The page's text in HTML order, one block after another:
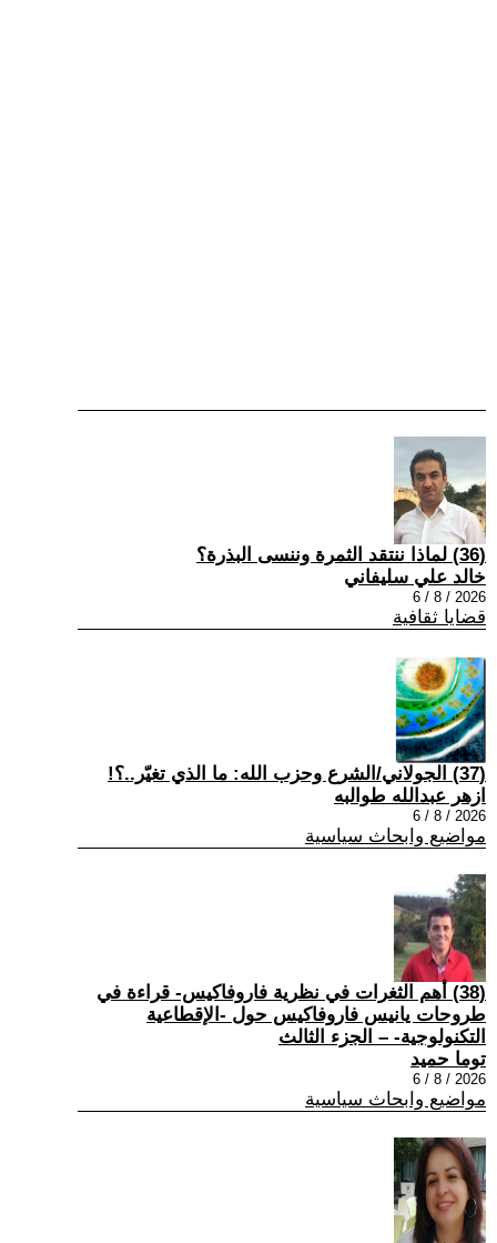
(36) لماذا ننتقد الثمرة وننسى البذرة؟
خالد علي سليفاني
2026 / 8 / 6
قضايا ثقافية
(37) الجولاني/الشرع وحزب الله: ما الذي تغيّر..؟!
ازهر عبدالله طوالبه
2026 / 8 / 6
مواضيع وابحاث سياسية
(38) أهم الثغرات في نظرية فاروفاكيس- قراءة في
طروحات يانيس فاروفاكيس حول -الإقطاعية
التكنولوجية- – الجزء الثالث
توما حميد
2026 / 8 / 6
مواضيع وابحاث سياسية